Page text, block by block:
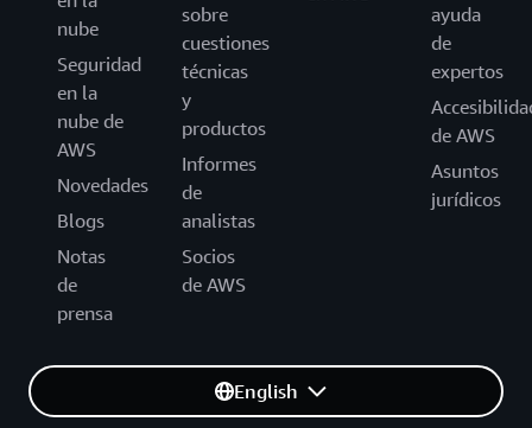
nube
Seguridad
en la
nube de
AWS
Novedades
Blogs
Notas
de
prensa
sobre
cuestiones
técnicas
y
productos
Informes
de
analistas
Socios
de AWS
ayuda
de
expertos
de AWS
Asuntos
jurídicos
English